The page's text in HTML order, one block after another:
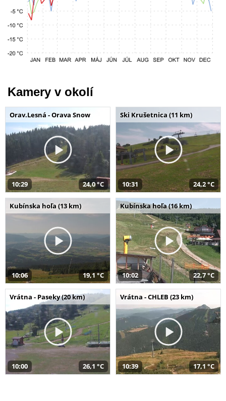
Kamery v okolí
Orav.Lesná - Orava Snow
10:29 24,0 °C
Ski Krušetnica (11 km)
10:31 24,2 °C
Kubínska hoľa (13 km)
10:06 19,1 °C
Kubínska hoľa (16 km)
10:02 22,7 °C
Vrátna - Paseky (20 km)
10:00 26,1 °C
Vrátna - CHLEB (23 km)
10:39 17,1 °C